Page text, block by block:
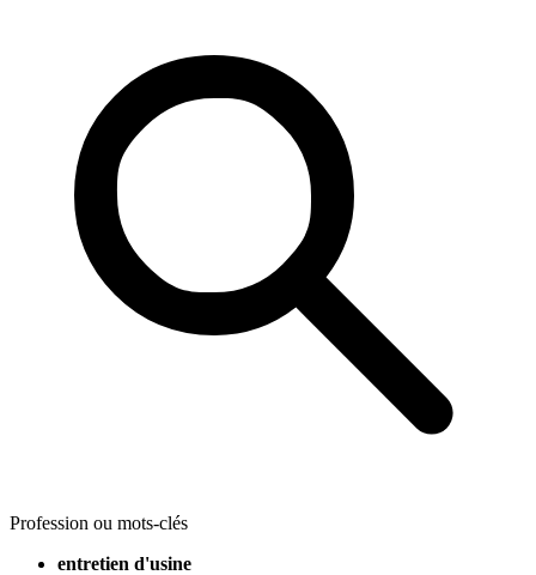
Profession ou mots-clés
entretien d'usine